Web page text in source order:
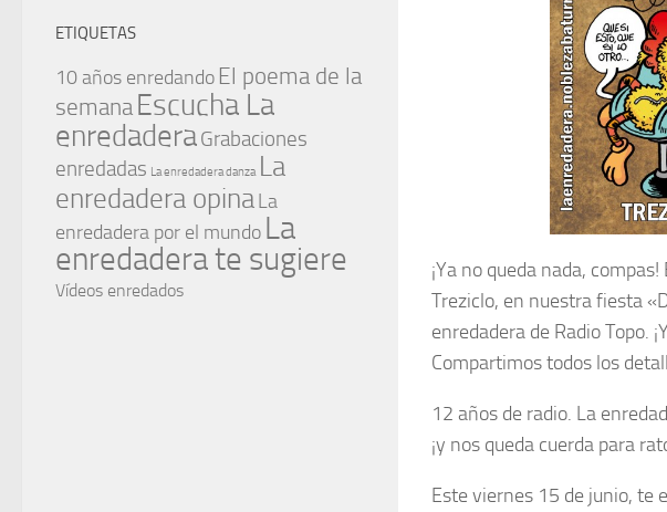
¡Ya no queda nada,
Treziclo, en nuestra fiesta
enredadera de Radio Topo.
Compartimos todos los
12 años de radio. La
¡y nos queda cuerda para
Este viernes 15 de junio, te
ETIQUETAS
10 años enredando El poema de la
semana Escucha La
enredaderaGrabaciones
enredadas La enredadera danza La
enredadera opina La
enredadera por el mundo La
enredadera te sugiere
Vídeos enredados